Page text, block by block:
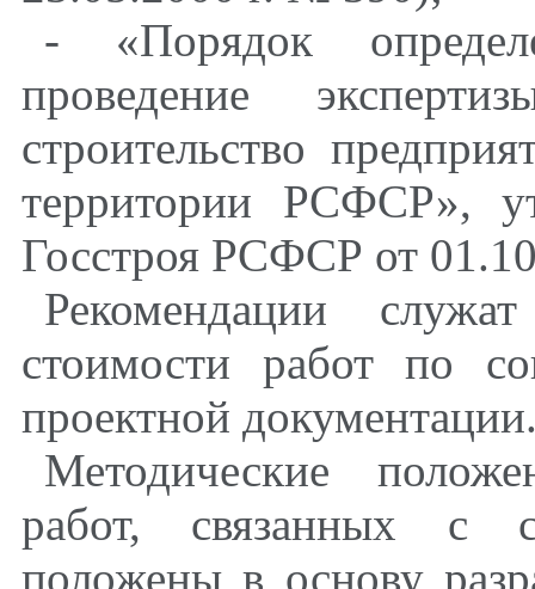
- «Порядок
проведение
строительство
территории РСФСР»,
Госстроя РСФСР от
Рекомендации
стоимости работ по
проектной
Методические
работ, связанных с
положены в основу